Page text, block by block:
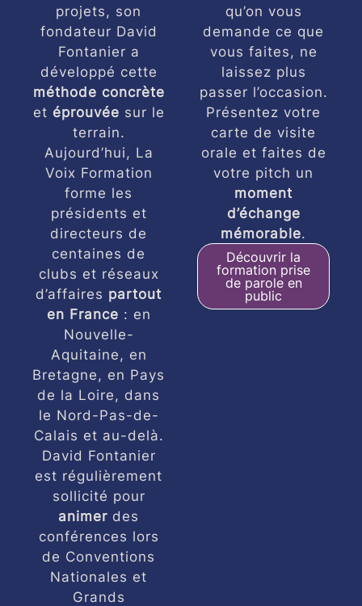
projets, son
fondateur David
Fontanier a
développé cette
méthode concrète
et éprouvée sur le
terrain.
Aujourd’hui, La
Voix Formation
forme les
présidents et
directeurs de
centaines de
clubs et réseaux
d’affaires partout
en France : en
Nouvelle-
Aquitaine, en
Bretagne, en Pays
de la Loire, dans
le Nord-Pas-de-
Calais et au-delà.
David Fontanier
est régulièrement
sollicité pour
animer des
conférences lors
de Conventions
Nationales et
Grands
qu’on vous
demande ce que
vous faites, ne
laissez plus
passer l’occasion.
Présentez votre
carte de visite
orale et faites de
votre pitch un
moment
d’échange
mémorable.
Découvrir la
formation prise
de parole en
public